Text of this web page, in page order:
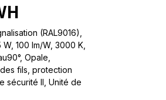
(RAL9016),
100 lm/W, 3000 K,
Opale,
fils, protection
sécurité II, Unité de